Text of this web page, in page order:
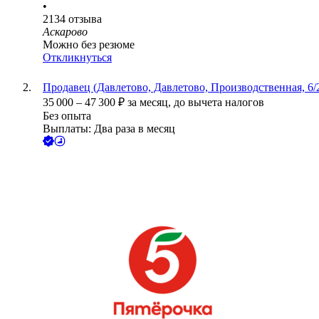
•
2134 отзыва
Аскарово
Можно без резюме
Откликнуться
Продавец (Давлетово, Давлетово, Производственная, 6/
35 000 – 47 300 ₽ за месяц, до вычета налогов
Без опыта
Выплаты: Два раза в месяц